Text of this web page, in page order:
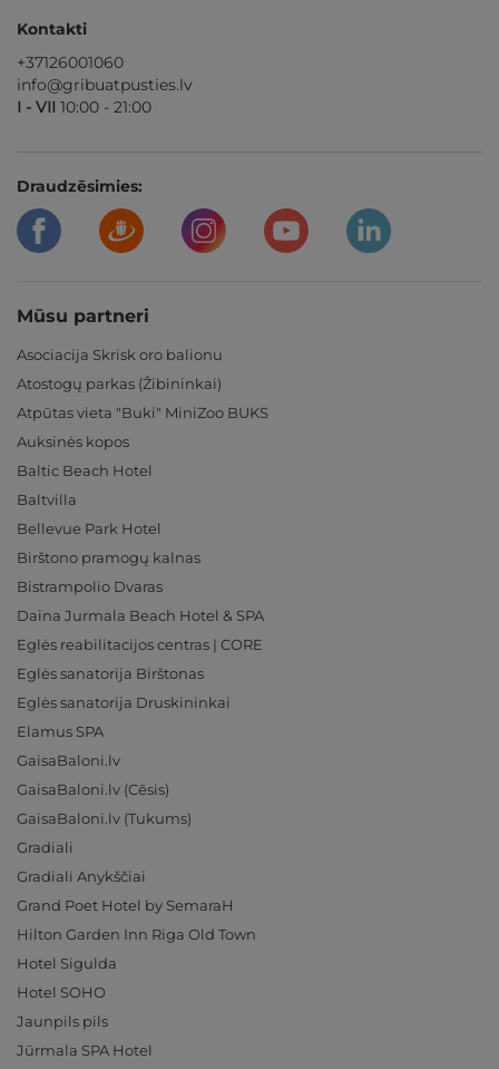
Kontakti
+37126001060
info@gribuatpusties.lv
I - VII 10:00 - 21:00
Draudzēsimies:
Mūsu partneri
Asociacija Skrisk oro balionu
Atostogų parkas (Žibininkai)
Atpūtas vieta "Buki" MiniZoo BUKS
Auksinės kopos
Baltic Beach Hotel
Baltvilla
Bellevue Park Hotel
Birštono pramogų kalnas
Bistrampolio Dvaras
Daina Jurmala Beach Hotel & SPA
Eglės reabilitacijos centras | CORE
Eglės sanatorija Birštonas
Eglės sanatorija Druskininkai
Elamus SPA
GaisaBaloni.lv
GaisaBaloni.lv (Cēsis)
GaisaBaloni.lv (Tukums)
Gradiali
Gradiali Anykščiai
Grand Poet Hotel by SemaraH
Hilton Garden Inn Riga Old Town
Hotel Sigulda
Hotel SOHO
Jaunpils pils
Jūrmala SPA Hotel